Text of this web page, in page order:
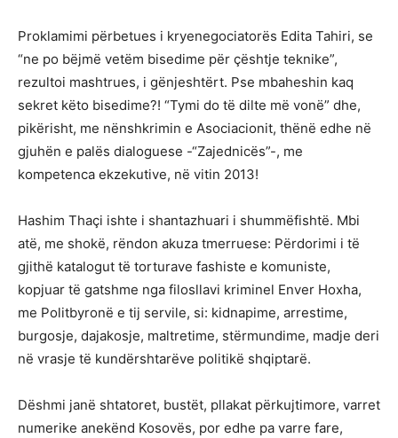
Proklamimi përbetues i kryenegociatorës Edita Tahiri, se
“ne po bëjmë vetëm bisedime për çështje teknike”,
rezultoi mashtrues, i gënjeshtërt. Pse mbaheshin kaq
sekret këto bisedime?! “Tymi do të dilte më vonë” dhe,
pikërisht, me nënshkrimin e Asociacionit, thënë edhe në
gjuhën e palës dialoguese -“Zajednicës”-, me
kompetenca ekzekutive, në vitin 2013!
Hashim Thaçi ishte i shantazhuari i shummëfishtë. Mbi
atë, me shokë, rëndon akuza tmerruese: Përdorimi i të
gjithë katalogut të torturave fashiste e komuniste,
kopjuar të gatshme nga filosllavi kriminel Enver Hoxha,
me Politbyronë e tij servile, si: kidnapime, arrestime,
burgosje, dajakosje, maltretime, stërmundime, madje deri
në vrasje të kundërshtarëve politikë shqiptarë.
Dëshmi janë shtatoret, bustët, pllakat përkujtimore, varret
numerike anekënd Kosovës, por edhe pa varre fare,